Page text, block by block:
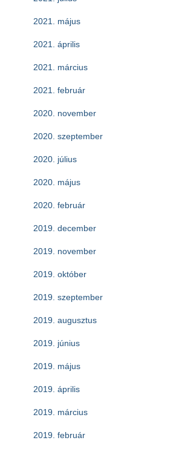
2021. május
2021. április
2021. március
2021. február
2020. november
2020. szeptember
2020. július
2020. május
2020. február
2019. december
2019. november
2019. október
2019. szeptember
2019. augusztus
2019. június
2019. május
2019. április
2019. március
2019. február